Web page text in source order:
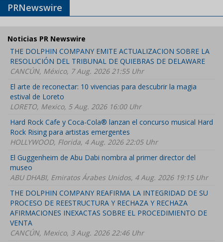
PRNewswire
Noticias PR Newswire
THE DOLPHIN COMPANY EMITE ACTUALIZACION SOBRE LA
RESOLUCIÓN DEL TRIBUNAL DE QUIEBRAS DE DELAWARE
CANCÚN, México, 7 Aug. 2026 21:55 Uhr
El arte de reconectar: 10 vivencias para descubrir la magia
estival de Loreto
LORETO, Mexico, 5 Aug. 2026 16:00 Uhr
Hard Rock Cafe y Coca-Cola® lanzan el concurso musical Hard
Rock Rising para artistas emergentes
HOLLYWOOD, Florida, 4 Aug. 2026 22:05 Uhr
El Guggenheim de Abu Dabi nombra al primer director del
museo
ABU DHABI, Emiratos Árabes Unidos, 4 Aug. 2026 19:15 Uhr
THE DOLPHIN COMPANY REAFIRMA LA INTEGRIDAD DE SU
PROCESO DE REESTRUCTURA Y RECHAZA Y RECHAZA
AFIRMACIONES INEXACTAS SOBRE EL PROCEDIMIENTO DE
VENTA
CANCÚN, Mexico, 3 Aug. 2026 22:46 Uhr